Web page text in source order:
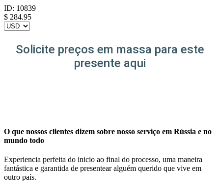
ID: 10839
$ 284.95
Solicite preços em massa para este
presente aqui
O que nossos clientes dizem sobre nosso serviço em Rússia e no
mundo todo
Experiencia perfeita do inicio ao final do processo, uma maneira
fantástica e garantida de presentear alguém querido que vive em
outro país.